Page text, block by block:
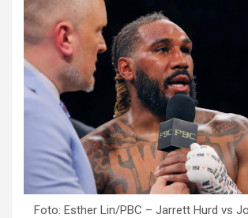
Foto: Esther Lin/PBC – Jarrett Hurd vs